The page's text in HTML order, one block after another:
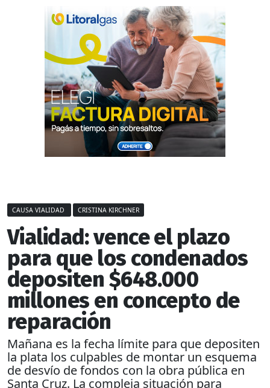
CAUSA VIALIDAD CRISTINA KIRCHNER
Vialidad: vence el plazo
para que los condenados
depositen $648.000
millones en concepto de
reparación
Mañana es la fecha límite para que depositen
la plata los culpables de montar un esquema
de desvío de fondos con la obra pública en
Santa Cruz. La compleja situación para